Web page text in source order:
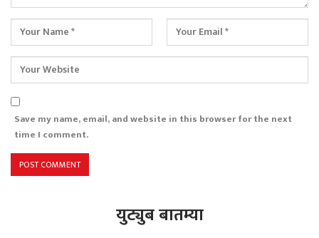
Save my name, email, and website in this browser for the next
time I comment.
युट्युब बातम्या